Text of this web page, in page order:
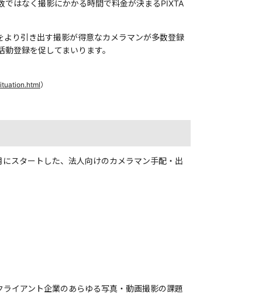
はなく撮影にかかる時間で料金が決まるPIXTA
り引き出す撮影が得意なカメラマンが多数登録
登録を促してまいります。
）
スタートした、法人向けのカメラマン手配・出
ライアント企業のあらゆる写真・動画撮影の課題